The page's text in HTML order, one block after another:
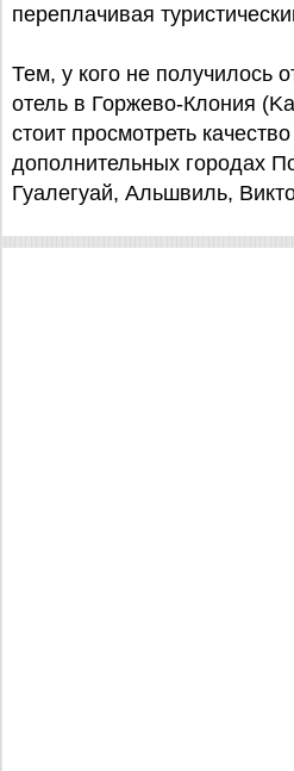
переплачивая
Тем, у кого не получилось
отель в Горжево-Клония
стоит просмотреть
дополнительных городах
Гуалегуай, Альшвиль,